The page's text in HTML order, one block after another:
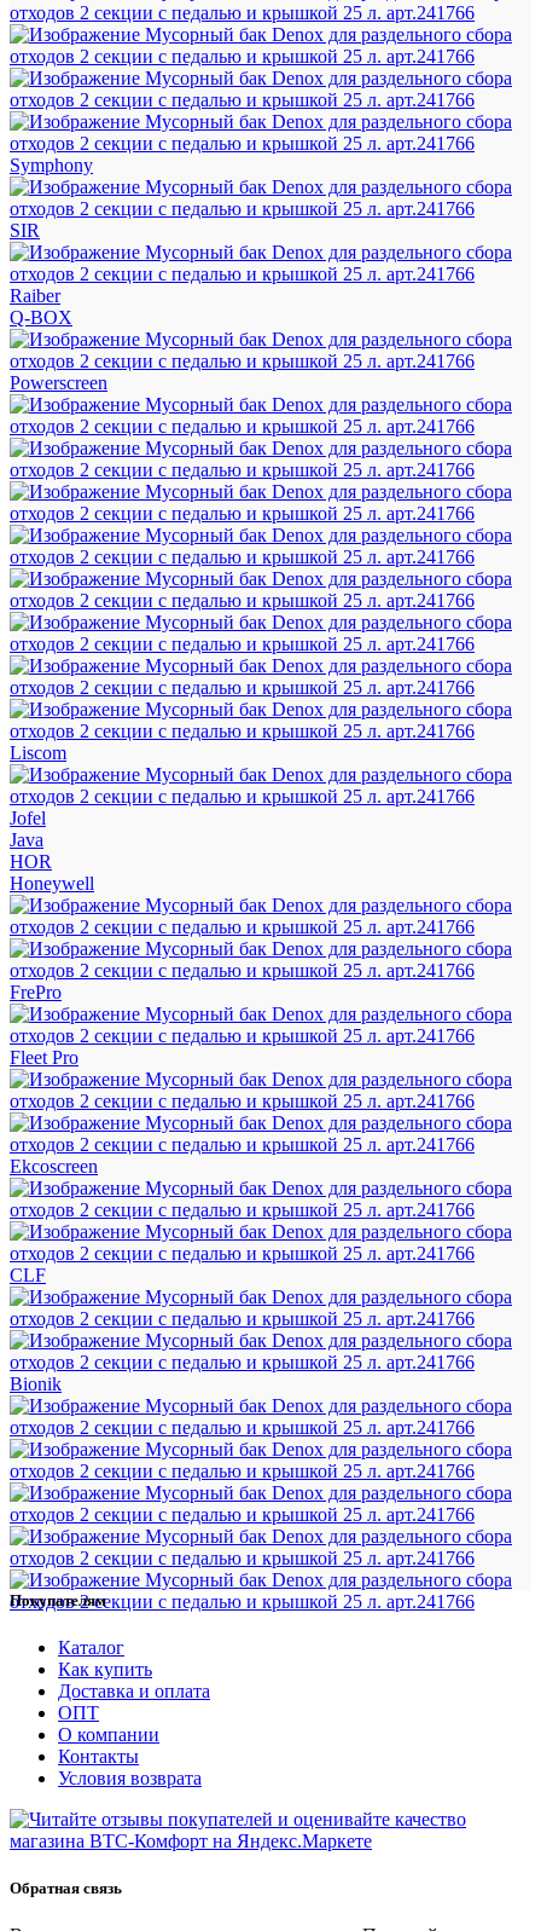
Symphony
SIR
Raiber
Q-BOX
Powerscreen
Liscom
Jofel
Java
HOR
Honeywell
FrePro
Fleet Pro
Ekcoscreen
CLF
Bionik
Покупателям
Каталог
Как купить
Доставка и оплата
ОПТ
О компании
Контакты
Условия возврата
Обратная связь